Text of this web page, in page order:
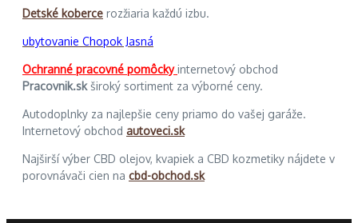
Detské koberce rozžiaria každú izbu.
ubytovanie Chopok Jasná
Ochranné pracovné pomôckyinternetový obchod
Pracovnik.skširoký sortiment za výborné ceny.
Autodoplnky za najlepšie ceny priamo do vašej garáže.
Internetový obchod autoveci.sk
Najširší výber CBD olejov, kvapiek a CBD kozmetiky nájdete v
porovnávači cien na cbd-obchod.sk